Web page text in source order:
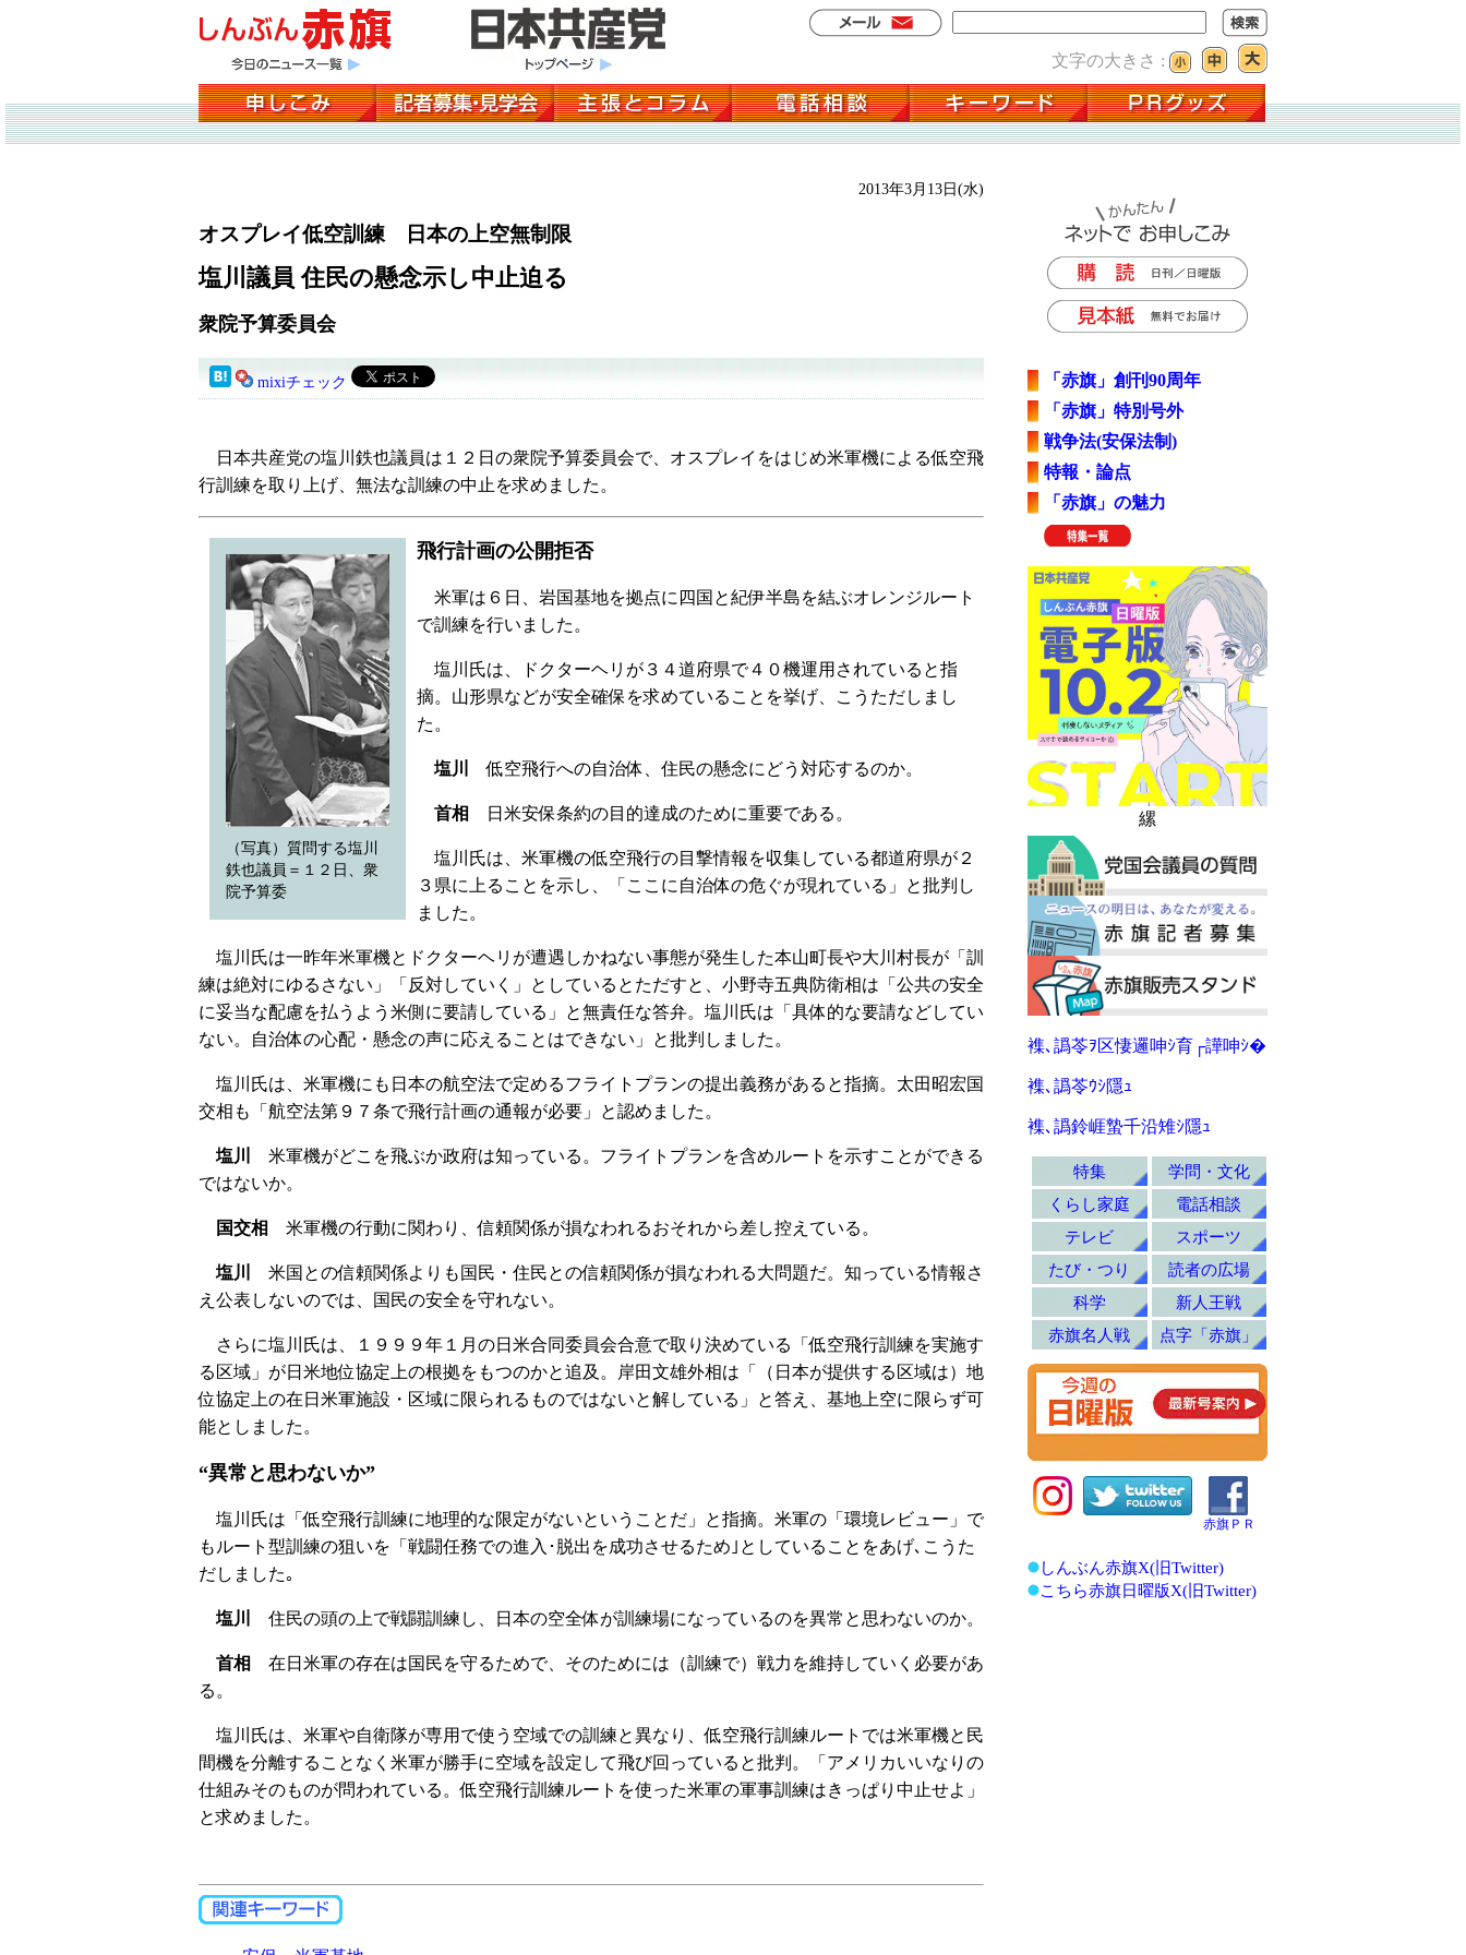
文字の大きさ :
2013年3月13日(水)
オスプレイ低空訓練 日本の上空無制限
塩川議員 住民の懸念示し中止迫る
衆院予算委員会
mixiチェック
日本共産党の塩川鉄也議員は１２日の衆院予算委員会で、オスプレイをはじめ米軍機による低空飛
行訓練を取り上げ、無法な訓練の中止を求めました。
（写真）質問する塩川
鉄也議員＝１２日、衆
院予算委
飛行計画の公開拒否
米軍は６日、岩国基地を拠点に四国と紀伊半島を結ぶオレンジルート
で訓練を行いました。
塩川氏は、ドクターヘリが３４道府県で４０機運用されていると指
摘。山形県などが安全確保を求めていることを挙げ、こうただしまし
た。
塩川 低空飛行への自治体、住民の懸念にどう対応するのか。
首相 日米安保条約の目的達成のために重要である。
塩川氏は、米軍機の低空飛行の目撃情報を収集している都道府県が２
３県に上ることを示し、「ここに自治体の危ぐが現れている」と批判し
ました。
塩川氏は一昨年米軍機とドクターヘリが遭遇しかねない事態が発生した本山町長や大川村長が「訓
練は絶対にゆるさない」「反対していく」としているとただすと、小野寺五典防衛相は「公共の安全
に妥当な配慮を払うよう米側に要請している」と無責任な答弁。塩川氏は「具体的な要請などしてい
ない。自治体の心配・懸念の声に応えることはできない」と批判しました。
塩川氏は、米軍機にも日本の航空法で定めるフライトプランの提出義務があると指摘。太田昭宏国
交相も「航空法第９７条で飛行計画の通報が必要」と認めました。
塩川
米軍機がどこを飛ぶか政府は知っている。フライトプランを含めルートを示すことができる
ではないか。
国交相 米軍機の行動に関わり、信頼関係が損なわれるおそれから差し控えている。
塩川
米国との信頼関係よりも国民・住民との信頼関係が損なわれる大問題だ。知っている情報さ
え公表しないのでは、国民の安全を守れない。
さらに塩川氏は、１９９９年１月の日米合同委員会合意で取り決めている「低空飛行訓練を実施す
る区域」が日米地位協定上の根拠をもつのかと追及。岸田文雄外相は「（日本が提供する区域は）地
位協定上の在日米軍施設・区域に限られるものではないと解している」と答え、基地上空に限らず可
能としました。
“異常と思わないか”
塩川氏は「低空飛行訓練に地理的な限定がないということだ」と指摘。米軍の「環境レビュー」で
もルート型訓練の狙いを「戦闘任務での進入･脱出を成功させるため｣としていることをあげ､こうた
だしました｡
塩川 住民の頭の上で戦闘訓練し、日本の空全体が訓練場になっているのを異常と思わないのか。
首相
在日米軍の存在は国民を守るためで、そのためには（訓練で）戦力を維持していく必要があ
る。
塩川氏は、米軍や自衛隊が専用で使う空域での訓練と異なり、低空飛行訓練ルートでは米軍機と民
間機を分離することなく米軍が勝手に空域を設定して飛び回っていると批判。「アメリカいいなりの
仕組みそのものが問われている。低空飛行訓練ルートを使った米軍の軍事訓練はきっぱり中止せよ」
と求めました。
「赤旗」創刊90周年
「赤旗」特別号外
戦争法(安保法制)
特報・論点
「赤旗」の魅力
縲
襍､譌苓ｦ区悽邏呻ｼ育┌譁呻ｼ�
襍､譌苓ｳｼ隱ｭ
襍､譌鈴崕蟄千沿雉ｼ隱ｭ
特集
学問・文化
くらし家庭
電話相談
テレビ
スポーツ
たび・つり
読者の広場
科学
新人王戦
赤旗名人戦
点字「赤旗」
赤旗ＰＲ
しんぶん赤旗X(旧Twitter)
こちら赤旗日曜版X(旧Twitter)